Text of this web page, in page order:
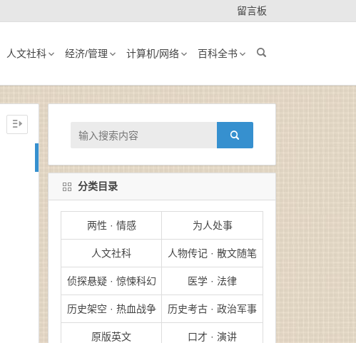
留言板
人文社科 经济/管理 计算机/网络 百科全书
分类目录
两性 · 情感 为人处事
人文社科 人物传记 · 散文随笔
侦探悬疑 · 惊悚科幻 医学 · 法律
历史架空 · 热血战争 历史考古 · 政治军事
原版英文 口才 · 演讲